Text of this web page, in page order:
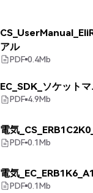
アル
PDF 0.4Mb
EC_SDK_ソケット
PDF 4.9Mb
電気
PDF 0.1Mb
電気
PDF 0.1Mb